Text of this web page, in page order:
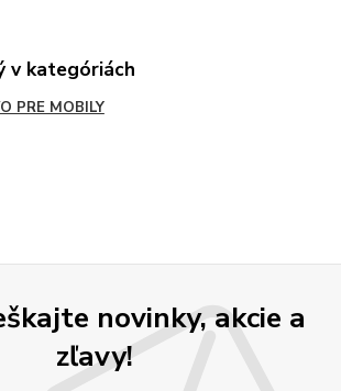
v kategóriách
PRE MOBILY
novinky, akcie a
zľavy!